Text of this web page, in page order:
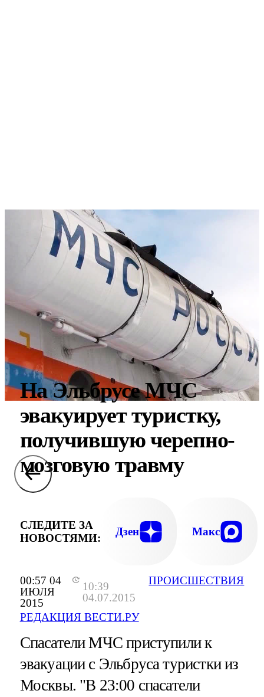
00:57 04
ИЮЛЯ
2015
10:39
04.07.2015
РЕДАКЦИЯ ВЕСТИ.РУ
ПРОИСШЕСТВИЯ
На Эльбрусе МЧС
эвакуирует туристку,
получившую черепно-
мозговую травму
СЛЕДИТЕ ЗА
НОВОСТЯМИ:
Дзен Макс
Спасатели МЧС приступили к
эвакуации с Эльбруса туристки из
Москвы. "В 23:00 спасатели